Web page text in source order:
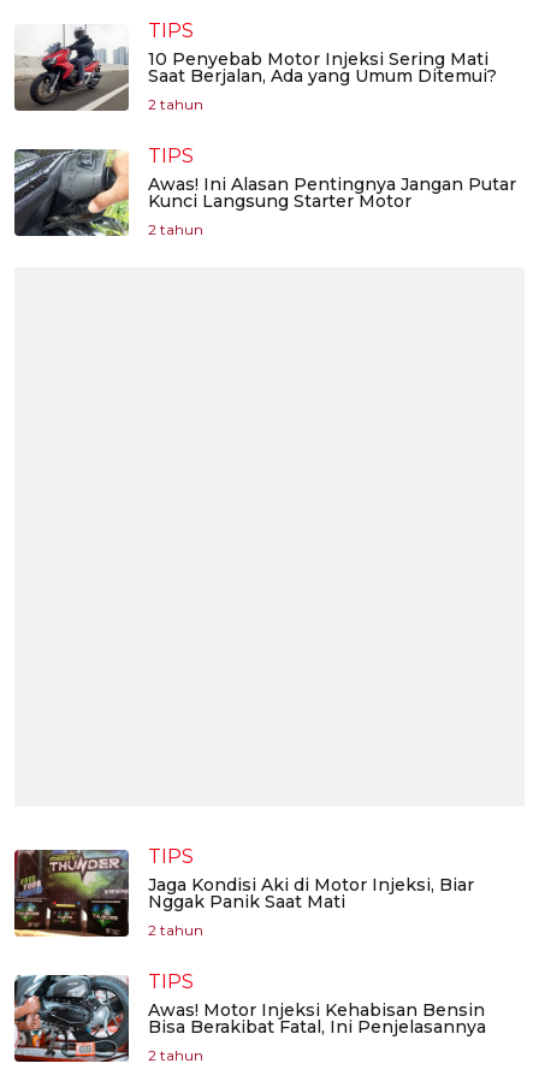
TIPS
10 Penyebab Motor Injeksi Sering Mati
Saat Berjalan, Ada yang Umum Ditemui?
2 tahun
TIPS
Awas! Ini Alasan Pentingnya Jangan Putar
Kunci Langsung Starter Motor
2 tahun
TIPS
Jaga Kondisi Aki di Motor Injeksi, Biar
Nggak Panik Saat Mati
2 tahun
TIPS
Awas! Motor Injeksi Kehabisan Bensin
Bisa Berakibat Fatal, Ini Penjelasannya
2 tahun